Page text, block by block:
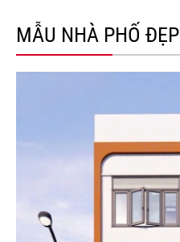
MẪU NHÀ PHỐ ĐẸP